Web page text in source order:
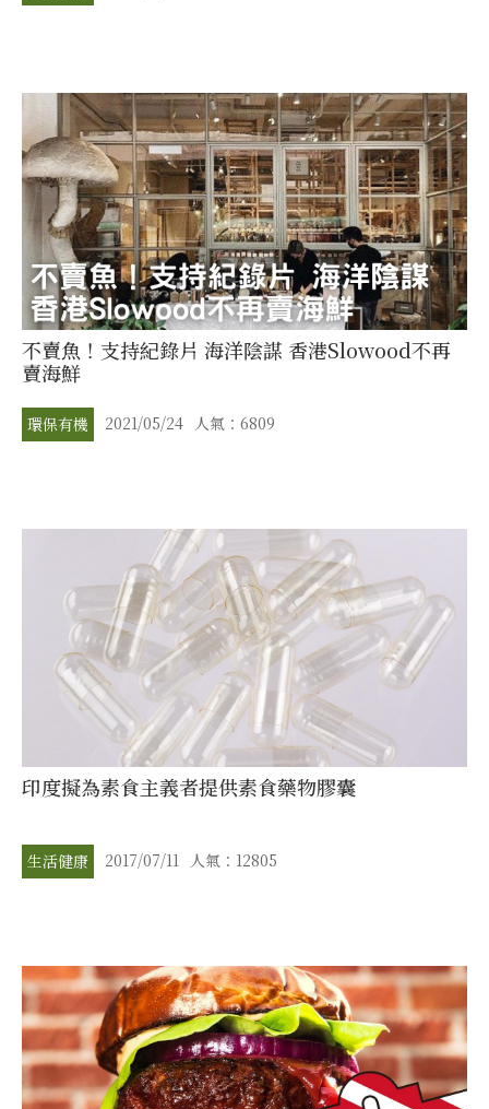
不賣魚！支持紀錄片 海洋陰謀 香港Slowood不再
賣海鮮
環保有機 2021/05/24 人氣：6809
印度擬為素食主義者提供素食藥物膠囊
生活健康 2017/07/11 人氣：12805